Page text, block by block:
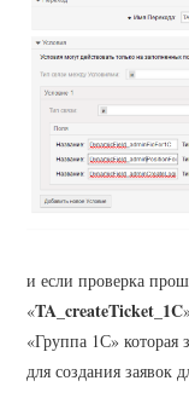
и если проверка
«TA_createTicket_1C
«Группа 1С» которая
для создания заявок